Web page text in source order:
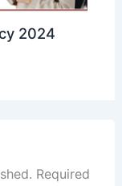
2024
Required